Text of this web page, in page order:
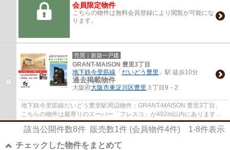
会員限定物件
こちらの物件は無料会員登録により閲覧が可能にな
ります。
売買｜新築一戸建
GRANT-MAISON 豊里3丁目
地下鉄今里筋線 「 だいどう豊里 」駅 徒歩10分
過去掲載物件
大阪府大阪市東淀川区豊里 ３丁目9－2
地下鉄今里筋線だいどう豊里駅周辺物件：GRANT-MAISON 豊里3丁目。
こちらの物件は最寄りのスーパー「フレスコ」が402m以内にあります。
駅から徒歩10分圏内に位置する物件です。綺麗で...
該当公開件数8件 販売数1件 (会員物件4件) 1-8件表示
チェックした物件をまとめて